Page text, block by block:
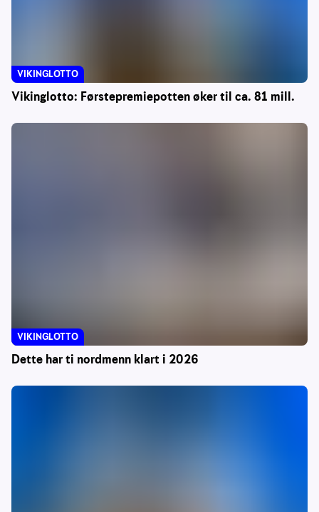
Vikinglotto: Førstepremiepotten øker til ca. 81 mill.
VIKINGLOTTO
Dette har ti nordmenn klart i 2026
VIKINGLOTTO